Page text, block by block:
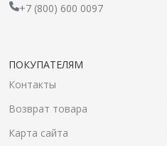
+7 (800) 600 0097
ПОКУПАТЕЛЯМ
Контакты
Возврат товара
Карта сайта